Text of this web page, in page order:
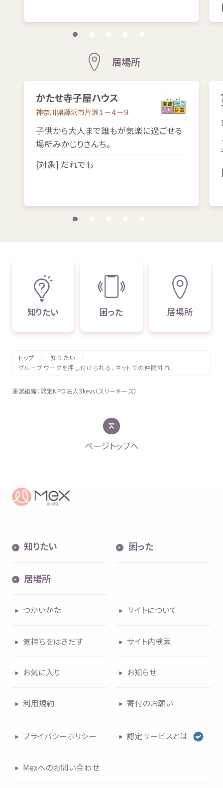
居場所
かたせ寺子屋ハウス
神奈川県藤沢市片瀬１－４－９
子供から大人まで誰もが気楽に過ごせる
場所みかじりさんち。
[対象] だれでも
知りたい 困った 居場所
トップ
知りたい
グループワークを押し付けられる、ネットでの仲間外れ
運営組織：認定NPO法人 3keys（スリーキーズ）
ページトップへ
知りたい 困った
居場所
つかいかた サイトについて
気持ちをはきだす サイト内検索
お気に入 り お知らせ
利用規約 寄付のお願い
プライバシーポリシー 認定サービスとは
Mexへのお問い合わせ